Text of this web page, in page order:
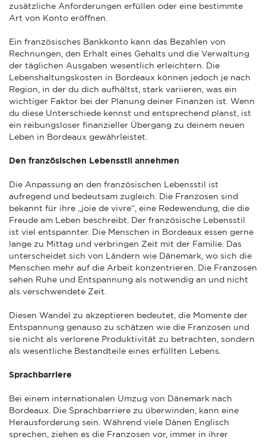
zusätzliche Anforderungen erfüllen oder eine bestimmte
Art von Konto eröffnen.
Ein französisches Bankkonto kann das Bezahlen von
Rechnungen, den Erhalt eines Gehalts und die Verwaltung
der täglichen Ausgaben wesentlich erleichtern. Die
Lebenshaltungskosten in Bordeaux können jedoch je nach
Region, in der du dich aufhältst, stark variieren, was ein
wichtiger Faktor bei der Planung deiner Finanzen ist. Wenn
du diese Unterschiede kennst und entsprechend planst, ist
ein reibungsloser finanzieller Übergang zu deinem neuen
Leben in Bordeaux gewährleistet.
Den französischen Lebensstil annehmen
Die Anpassung an den französischen Lebensstil ist
aufregend und bedeutsam zugleich. Die Franzosen sind
bekannt für ihre „joie de vivre“, eine Redewendung, die die
Freude am Leben beschreibt. Der französische Lebensstil
ist viel entspannter. Die Menschen in Bordeaux essen gerne
lange zu Mittag und verbringen Zeit mit der Familie. Das
unterscheidet sich von Ländern wie Dänemark, wo sich die
Menschen mehr auf die Arbeit konzentrieren. Die Franzosen
sehen Ruhe und Entspannung als notwendig an und nicht
als verschwendete Zeit.
Diesen Wandel zu akzeptieren bedeutet, die Momente der
Entspannung genauso zu schätzen wie die Franzosen und
sie nicht als verlorene Produktivität zu betrachten, sondern
als wesentliche Bestandteile eines erfüllten Lebens.
Sprachbarriere
Bei einem internationalen Umzug von Dänemark nach
Bordeaux. Die Sprachbarriere zu überwinden, kann eine
Herausforderung sein. Während viele Dänen Englisch
sprechen, ziehen es die Franzosen vor, immer in ihrer